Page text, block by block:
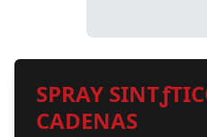
SPRAY
CADENAS